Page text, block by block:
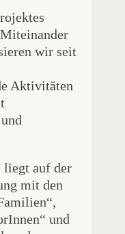
wir seit
Aktivitäten
liegt auf der
mit den
und